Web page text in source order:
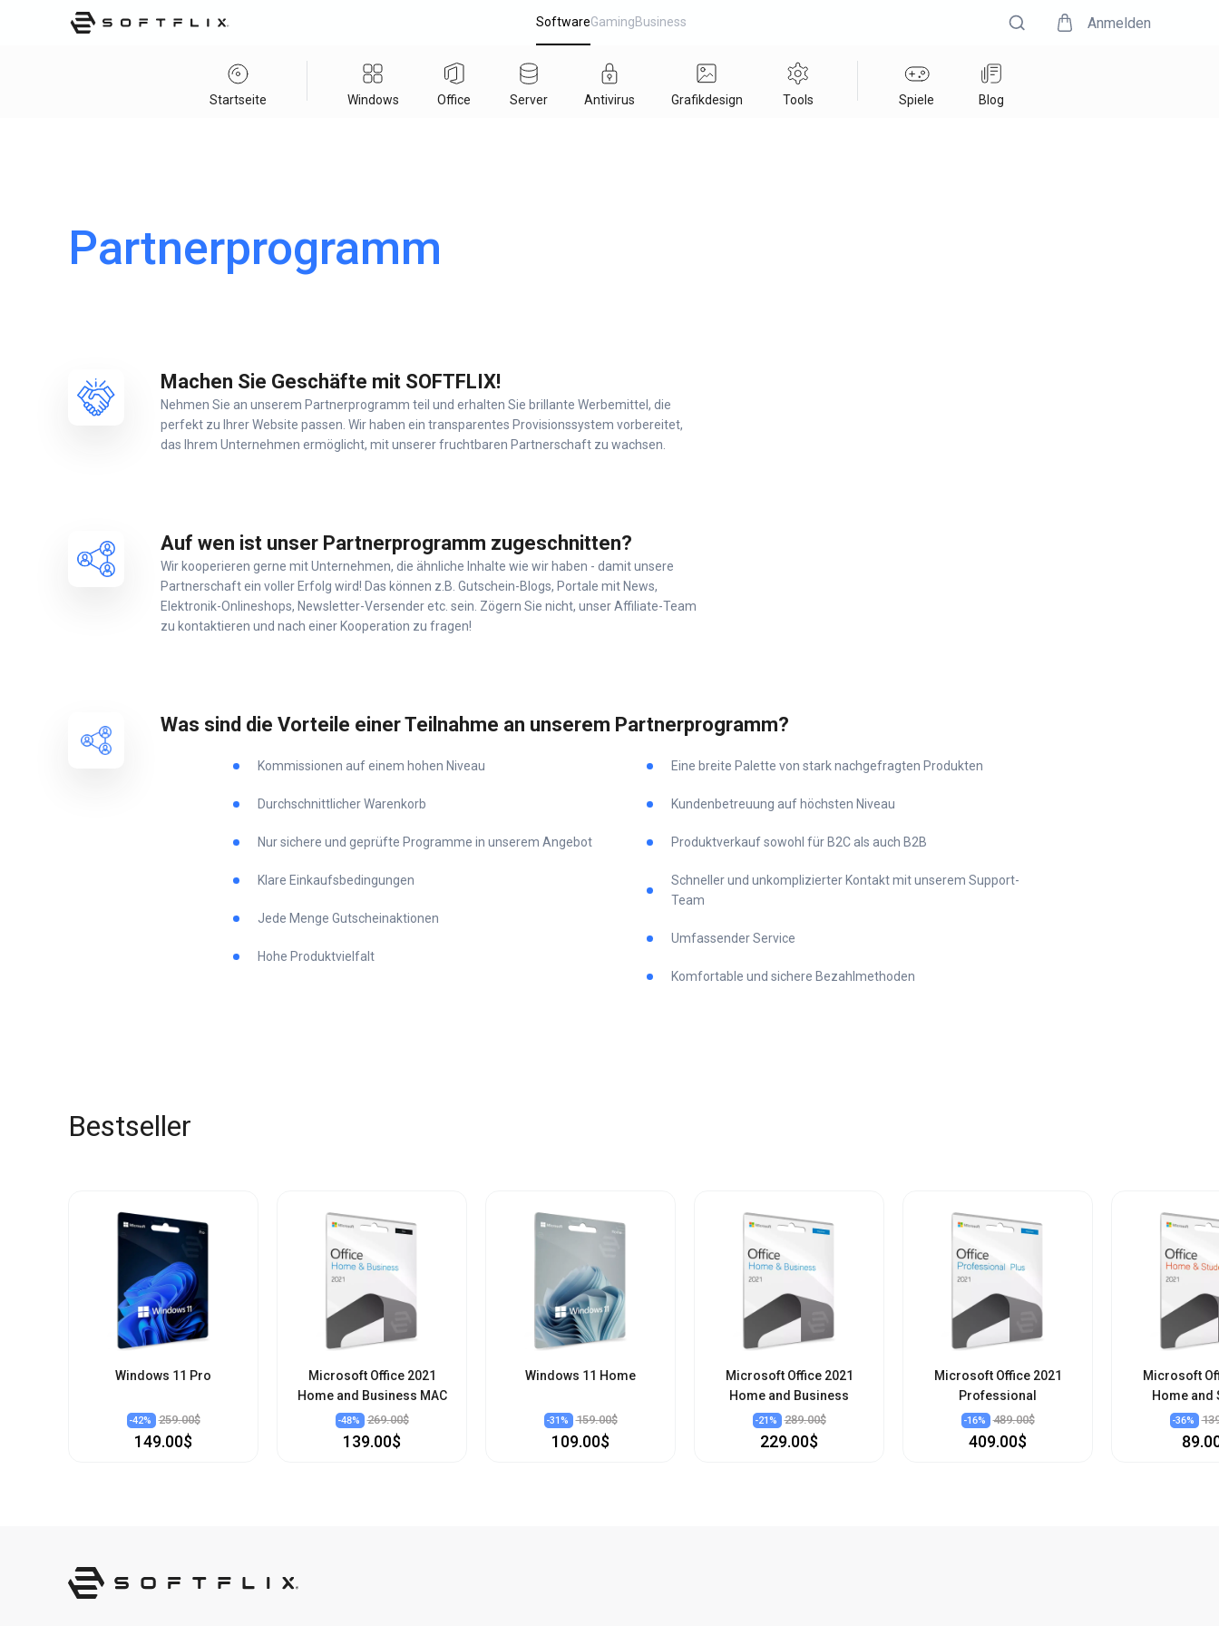
SoftwareGamingBusiness Anmelden
Startseite Windows Office Server Antivirus Grafikdesign Tools Spiele Blog
Partnerprogramm
Machen Sie Geschäfte mit SOFTFLIX!
Nehmen Sie an unserem Partnerprogramm teil und erhalten Sie brillante Werbemittel, die
perfekt zu Ihrer Website passen. Wir haben ein transparentes Provisionssystem vorbereitet,
das Ihrem Unternehmen ermöglicht, mit unserer fruchtbaren Partnerschaft zu wachsen.
Auf wen ist unser Partnerprogramm zugeschnitten?
Wir kooperieren gerne mit Unternehmen, die ähnliche Inhalte wie wir haben - damit unsere
Partnerschaft ein voller Erfolg wird! Das können z.B. Gutschein-Blogs, Portale mit News,
Elektronik-Onlineshops, Newsletter-Versender etc. sein. Zögern Sie nicht, unser Affiliate-Team
zu kontaktieren und nach einer Kooperation zu fragen!
Was sind die Vorteile einer Teilnahme an unserem Partnerprogramm?
Kommissionen auf einem hohen Niveau
Durchschnittlicher Warenkorb
Nur sichere und geprüfte Programme in unserem Angebot
Klare Einkaufsbedingungen
Jede Menge Gutscheinaktionen
Hohe Produktvielfalt
Eine breite Palette von stark nachgefragten Produkten
Kundenbetreuung auf höchsten Niveau
Produktverkauf sowohl für B2C als auch B2B
Schneller und unkomplizierter Kontakt mit unserem Support-
Team
Umfassender Service
Komfortable und sichere Bezahlmethoden
Bestseller
Windows 11 Pro
-42% 259.00$
149.00$
Microsoft Office 2021
Home and Business MAC
-48% 269.00$
139.00$
Windows 11 Home
-31% 159.00$
109.00$
Microsoft Office 2021
Home and Business
-21% 289.00$
229.00$
Microsoft Office 2021
Professional
-16% 489.00$
409.00$
Microsoft
Home and
-36%